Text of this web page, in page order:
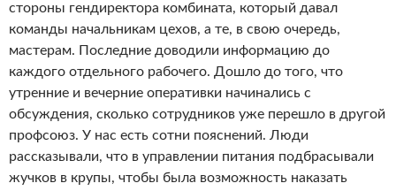
стороны гендиректора комбината, который давал
команды начальникам цехов, а те, в свою очередь,
мастерам. Последние доводили информацию до
каждого отдельного рабочего. Дошло до того, что
утренние и вечерние оперативки начинались с
обсуждения, сколько сотрудников уже перешло в другой
профсоюз. У нас есть сотни пояснений. Люди
рассказывали, что в управлении питания подбрасывали
жучков в крупы, чтобы была возможность наказать